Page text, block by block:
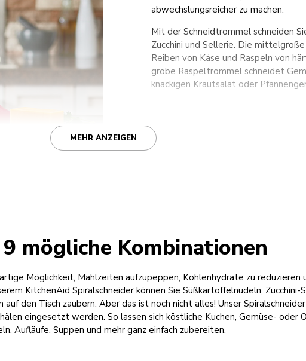
abwechslungsreicher zu machen.
Mit der Schneidtrommel schneiden
Zucchini und Sellerie. Die
Reiben von Käse und Raspeln von
grobe Raspeltrommel schneidet
knackigen Krautsalat oder
MEHR ANZEIGEN
mögliche Kombinationen
Möglichkeit, Mahlzeiten aufzupeppen, Kohlenhydrate zu reduzieren
KitchenAid Spiralschneider können Sie Süßkartoffelnudeln, Zucchini-
den Tisch zaubern. Aber das ist noch nicht alles! Unser Spiralschneider
eingesetzt werden. So lassen sich köstliche Kuchen, Gemüse- oder
Aufläufe, Suppen und mehr ganz einfach zubereiten.